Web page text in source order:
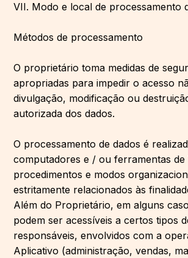
VII. Modo e local de processamento
Métodos de processamento
O proprietário toma medidas de
apropriadas para impedir o acesso
divulgação, modificação ou
autorizada dos dados.
O processamento de dados é
computadores e / ou ferramentas de
procedimentos e modos
estritamente relacionados às
Além do Proprietário, em alguns
podem ser acessíveis a certos tipos
responsáveis, envolvidos com a
Aplicativo (administração, vendas,